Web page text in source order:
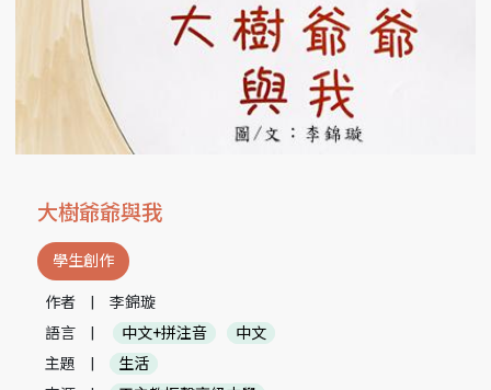
大樹爺爺與我
學生創作
作者
李錦璇
語言
中文+拼注音
中文
主題
生活